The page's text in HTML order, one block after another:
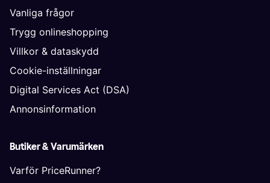
Vanliga frågor
Trygg onlineshopping
Villkor & dataskydd
Cookie-inställningar
Digital Services Act (DSA)
Annonsinformation
Butiker & Varumärken
Varför PriceRunner?